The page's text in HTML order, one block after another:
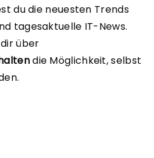
du die neuesten Trends
tagesaktuelle IT-News.
über
die Möglichkeit, selbst